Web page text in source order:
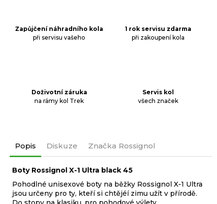
Zapůjčení náhradního kola
při servisu vašeho
1 rok servisu zdarma
při zakoupení kola
Doživotní záruka
na rámy kol Trek
Servis kol
všech značek
Popis Diskuze Značka Rossignol
Boty Rossignol X-1 Ultra black 45
Pohodlné unisexové boty na běžky Rossignol X-1 Ultra
jsou určeny pro ty, kteří si chtějéí zimu užít v přírodě.